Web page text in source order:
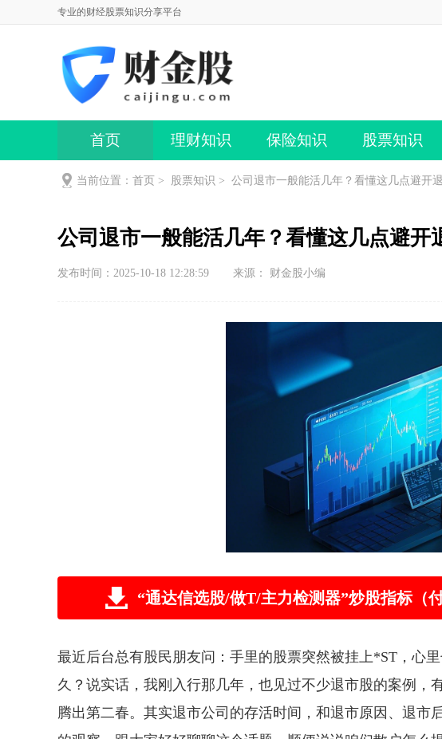
专业的财经股票知识分享平台
首页 理财知识 保险知识 股票知识
当前位置： 首页 > 股票知识 > 公司退市一般能活几年？看懂这几点避开
公司退市一般能活几年？看懂这几点避开
发布时间：2025-10-18 12:28:59 来源： 财金股小编
“通达信选股/做T/主力检测器”炒股指标（
最近后台总有股民朋友问：手里的股票突然被挂上*ST，心
久？说实话，我刚入行那几年，也见过不少退市股的案例，
腾出第二春。其实退市公司的存活时间，和退市原因、退市